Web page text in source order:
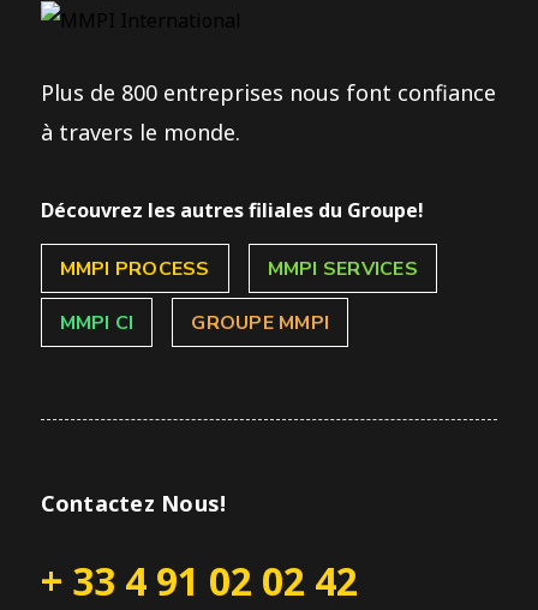
Plus de 800 entreprises nous font confiance
à travers le monde.
Découvrez les autres filiales du Groupe!
MMPI PROCESS MMPI SERVICES
MMPI CI GROUPE MMPI
Contactez Nous!
+ 33 4 91 02 02 42